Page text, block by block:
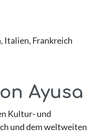
Italien, Frankreich
Ayusa
Kultur- und
und dem weltweiten